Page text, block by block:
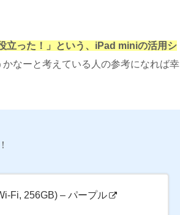
立った！」という、iPad miniの活用シ
なーと考えている人の参考になれば幸
Fi, 256GB) – パープル